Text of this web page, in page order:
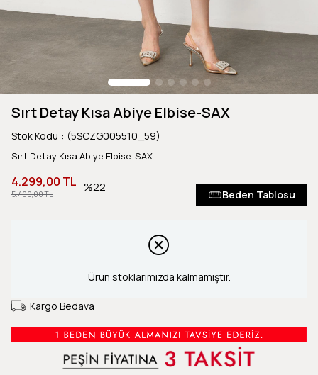
Sırt Detay Kısa Abiye Elbise-SAX
Stok Kodu (5SCZG005510_59)
Sırt Detay Kısa Abiye Elbise-SAX
5.499,00 TL
4.299,00 TL 22
Beden Tablosu
Ürün stoklarımızda kalmamıştır.
Kargo Bedava